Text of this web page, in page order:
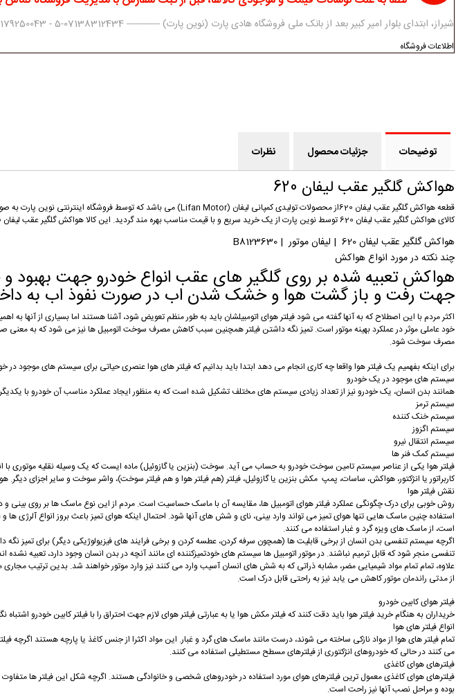
شیراز، ابتدای بلوار امیر کبیر بعد از بانک ملی فروشگاه هادی پارت (نوین پارت) ------------ 07138312434-5 - 09179250043
اطلاعات فروشگاه
توضیحات جزئیات محصول نظرات
هواکش گلگیر عقب لیفان 620
کالای هواکش گلگیر عقب لیفان 620 توسط نوین پارت از یک خرید سریع و با قیمت مناسب بهره مند گردید. این کالا هواکش گلگیر عقب لیفان 620 مناسب برای خودروی لیفان 620 می باشد.
هواکش گلگیر عقب لیفان 620 | لیفان موتور | B8123630
چند نکته در مورد انواع هواکش
هواکش تعبیه شده بر روی گلگیر های عقب انواع خودرو جهت بهبود
جهت رفت و باز گشت هوا و خشک شدن اب در صورت نفوذ اب به
اکثر مردم با این اصطلاح که به آنها گفته می شود فیلتر هوای اتومبیلشان باید به طور منظم تعویض شود، آشنا هستند اما بسیاری از آنها
خود عاملی موثر در عملکرد بهینه موتور است. تمیز نگه داشتن فیلتر همچنین سبب کاهش مصرف سوخت اتومبیل ها نیز می شود که به
مصرف سوخت شود.
برای اینکه بفهمیم یک فیلتر هوا واقعا چه کاری انجام می دهد ابتدا باید بدانیم که فیلتر های هوا عنصری حیاتی برای سیستم های موجود در
سیستم های موجود در یک خودرو
همانند بدن انسان، یک خودرو نیز از تعداد زیادی سیستم های مختلف تشکیل شده است که به منظور ایجاد عملکرد مناسب آن خودرو با
سیستم ترمز
سیستم خنک کننده
سیستم اگزوز
سیستم انتقال نیرو
سیستم کمک فنر ها
فیلتر هوا یکی از عناصر سیستم تامین سوخت خودرو به حساب می آید. سوخت (بنزین یا گازوئیل) ماده ایست که یک وسیله نقلیه موتوری
کاربراتور یا انژکتور، هواکش، ساسات، پمپ مکش بنزین یا گازوئیل، فیلتر (هم فیلتر هوا و هم فیلتر سوخت)، واشر سوخت و سایر اجزای
نقش فیلتر هوا
روش خوبی برای درک چگونگی عملکرد فیلتر هوای اتومبیل ها، مقایسه آن با ماسک حساسیت است. مردم از این نوع ماسک ها بر روی بینی و
استفاده چنین ماسک هایی تنها هوای تمیز می تواند وارد بینی، نای و شش های آنها شود. احتمال اینکه هوای تمیز باعث بروز انواع آلرژی
است، از ماسک های ویزه گرد و غبار استفاده می کنند.
اگرچه سیستم تنفسی بدن انسان از برخی قابلیت ها (همچون سرفه کردن، عطسه کردن و برخی فرایند های فیزیولوژیکی دیگر) برای تمیز
تنفسی منجر شود که قابل ترمیم نباشند. در موتور اتومبیل ها سیستم های خودتمیزکننده ای مانند آنچه در بدن انسان وجود دارد، تعبیه
علاوه، تمام تمام مواد شیمیایی مضر، مشابه ذراتی که به شش های انسان آسیب وارد می کنند نیز وارد موتور خواهند شد. بدین ترتیب
از مدتی راندمان موتور کاهش می یابد نیز به راحتی قابل درک است.
فیلتر هوای کابین خودرو
خریداران به هنگام خرید فیلتر هوا باید دقت کنند که فیلتر مکش هوا یا به عبارتی فیلتر هوای لازم جهت احتراق را با فیلتر کابین خودرو
انواع فیلتر های هوا
تمام فیلتر های هوا از مواد نازکی ساخته می شوند، درست مانند ماسک های گرد و غبار. این مواد اکثرا از جنس کاغذ یا پارچه هستند اگرچه
می کنند در حالی که خودروهای انژکتوری از فیلترهای مسطح مستطیلی استفاده می کنند.
فیلترهای هوای کاغذی
فیلترهای هوای کاغذی معمول ترین فیلترهای هوای مورد استفاده در خودروهای شخصی و خانوادگی هستند. اگرچه شکل این فیلتر ها متفاوت
بوده و مراحل نصب آنها نیز راحت است.